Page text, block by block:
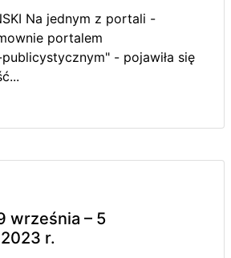
Na jednym z portali -
portalem
- pojawiła się
września – 5
r.